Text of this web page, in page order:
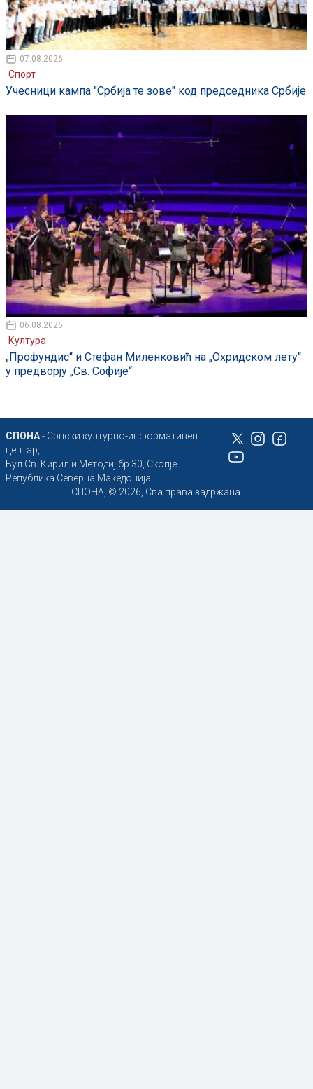
07.08.2026
Спорт
Учесници кампа "Србија те зове" код председника Србије
06.08.2026
Култура
„Профундис“ и Стефан Миленковић на „Охридском лету“
у предворју „Св. Софије“
СПОНА- Српски културно-информативен
центар,
Бул Св. Кирил и Методиј бр.30, Скопје
Република Северна Македонија
СПОНА, © 2026, Сва права задржана.